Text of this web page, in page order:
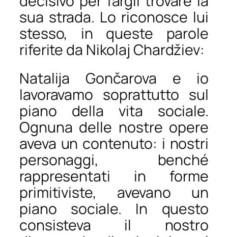
sua strada. Lo riconosce lui
stesso, in queste parole
riferite da Nikolaj Chardžiev:
Natalija Gončarova e io
lavoravamo soprattutto sul
piano della vita sociale.
Ognuna delle nostre opere
aveva un contenuto: i nostri
personaggi, benché
rappresentati in forme
primitiviste, avevano un
piano sociale. In questo
consisteva il nostro